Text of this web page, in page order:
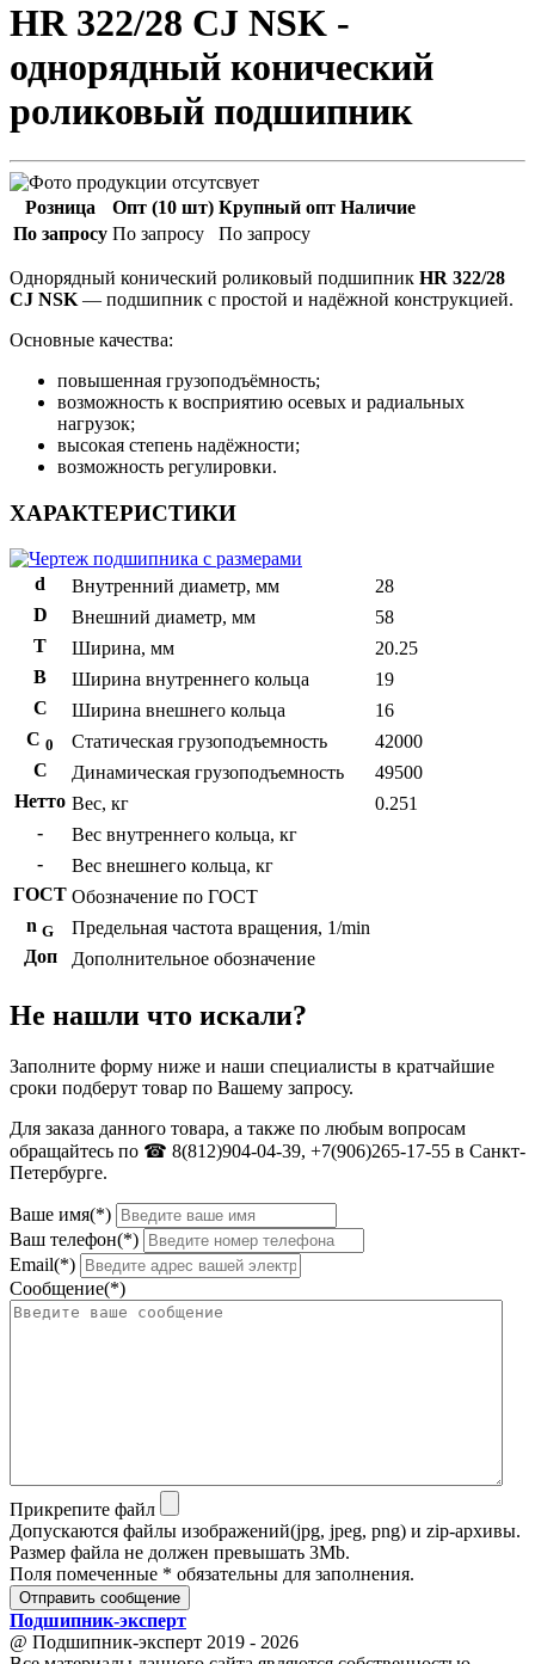
HR 322/28 CJ NSK -
однорядный конический
роликовый подшипник
Розница Опт (10 шт) Крупный опт Наличие
По запросу По запросу По запросу
Однорядный конический роликовый подшипник HR 322/28
CJ NSK — подшипник с простой и надёжной конструкцией.
Основные качества:
повышенная грузоподъёмность;
возможность к восприятию осевых и радиальных
нагрузок;
высокая степень надёжности;
возможность регулировки.
ХАРАКТЕРИСТИКИ
d Внутренний диаметр, мм
28
D
Внешний диаметр, мм
58
T
Ширина, мм
20.25
B
Ширина внутреннего кольца
19
С
Ширина внешнего кольца
16
С 0 Статическая грузоподъемность
42000
C
Динамическая грузоподъемность
49500
Нетто Вес, кг
0.251
-
Вес внутреннего кольца, кг
-
Вес внешнего кольца, кг
ГОСТ Обозначение по ГОСТ
n G
Предельная частота вращения, 1/min
Доп
Дополнительное обозначение
Не нашли что искали?
Заполните форму ниже и наши специалисты в кратчайшие
сроки подберут товар по Вашему запросу.
Для заказа данного товара, а также по любым вопросам
обращайтесь по ☎ 8(812)904-04-39, +7(906)265-17-55 в Санкт-
Петербурге.
Ваше имя(*)
Ваш телефон(*)
Email(*)
Сообщение(*)
Прикрепите файл
Допускаются файлы изображений(jpg, jpeg, png) и zip-архивы.
Размер файла не должен превышать 3Mb.
Поля помеченные * обязательны для заполнения.
Отправить сообщение
Подшипник-эксперт
@ Подшипник-эксперт 2019 - 2026